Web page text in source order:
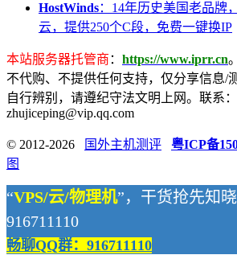
HostWinds：14年历史美国老品牌
云，提供250个C段，免费一键换IP
本站服务器托管商 ： https://www.iprr.cn
不代购、不提供任何支持，仅分享信息/
自行辨别，请遵纪守法文明上网。联系：
zhujiceping@vip.qq.com
© 2012-2026 国外主机测评 粤ICP备
图
“VPS/云/物理机”，干货抢先知晓
916711110
畅聊QQ群：916711110